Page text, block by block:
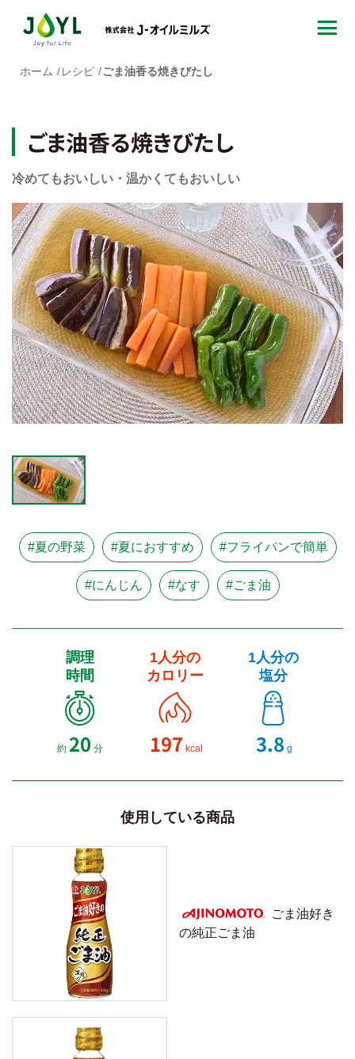
ホーム レシピ ごま油香る焼きびたし
ごま油香る焼きびたし
冷めてもおいしい・温かくてもおいしい
#夏の野菜 #夏におすすめ #フライパンで簡単
#にんじん #なす #ごま油
調理
時間
約 20 分
1人分の
カロリー
197 kcal
1人分の
塩分
3.8 g
使用している商品
AJINOMOTO
ごま油好き
の純正ごま油